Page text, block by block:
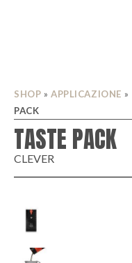
SHOP » APPLICAZIONE »
PACK
TASTE PACK
CLEVER